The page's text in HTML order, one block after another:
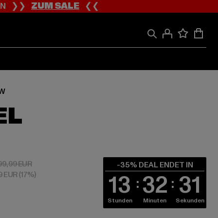
❯❯ZUM SALE❮❮
EUR
EURAktionspreis: 99,99 EUR
(17%)
-35% DEAL ENDET IN
13
Stunden 32
Minuten 30
Sekunden